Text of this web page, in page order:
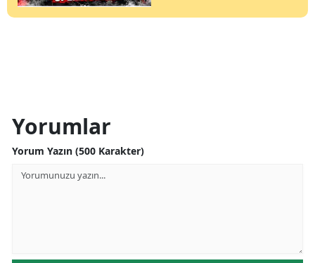
Yorumlar
Yorum Yazın (500 Karakter)